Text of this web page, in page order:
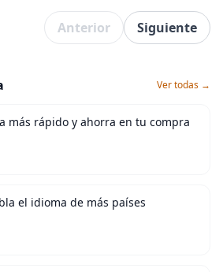
Anterior Siguiente
Ver todas →
más rápido y ahorra en tu compra
el idioma de más países